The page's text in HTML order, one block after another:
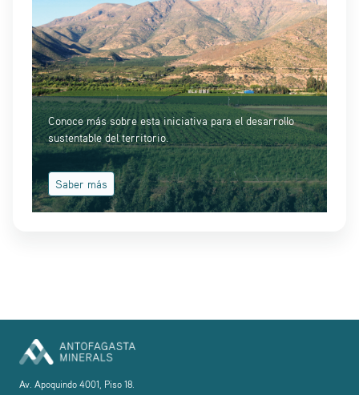
Conoce más sobre esta iniciativa para el desarrollo
sustentable del territorio.
Saber más
Av. Apoquindo 4001, Piso 18.